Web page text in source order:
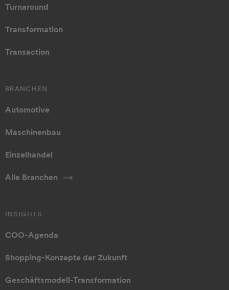
Turnaround
Transformation
Transaction
BRANCHEN
Automotive
Maschinenbau
Einzelhandel
Alle Branchen
INSIGHTS
COO-Agenda
Shopping-Konzepte der Zukunft
Geschäftsmodell-Transformation